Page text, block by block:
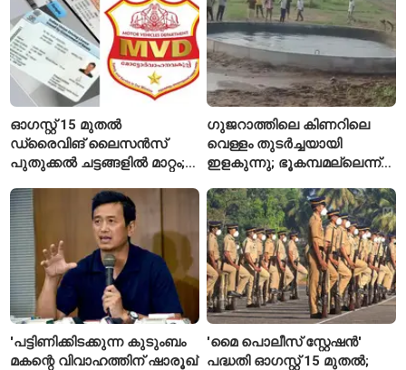
ഓഗസ്റ്റ് 15 മുതൽ
ഡ്രൈവിങ് ലൈസൻസ്
പുതുക്കൽ ചട്ടങ്ങളിൽ മാറ്റം;
അറിയേണ്ട രണ്ട് പ്രധാന
കാര്യങ്ങൾ
ഗുജറാത്തിലെ കിണറിലെ
വെള്ളം തുടർച്ചയായി
ഇളകുന്നു; ഭൂകമ്പമല്ലെന്ന്
'പട്ടിണിക്കിടക്കുന്ന കുടുംബം
മകന്റെ വിവാഹത്തിന് ഷാരൂഖ്
'മൈ പൊലീസ് സ്റ്റേഷൻ'
പദ്ധതി ഓഗസ്റ്റ് 15 മുതൽ;